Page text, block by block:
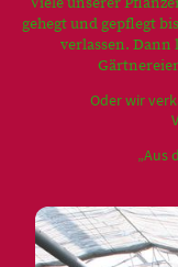
gehegt und gepflegt
verlassen.
Oder wir
„Aus